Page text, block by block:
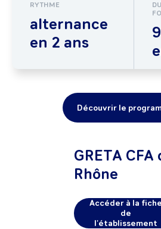
RYTHME
alternance
en 2 ans
Découvrir le
GRETA CFA
Rhône
Accéder à la fiche
de
l'établissement